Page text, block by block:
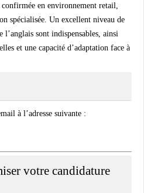
en environnement retail,
spécialisée. Un excellent niveau de
sont indispensables, ainsi
et une capacité d’adaptation face à
à l’adresse suivante :
votre candidature